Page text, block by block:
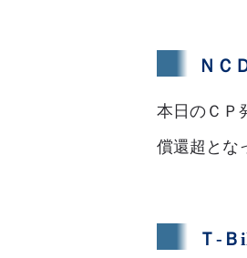
ＮＣ
本日のＣＰ
償還超とな
Ｔ-